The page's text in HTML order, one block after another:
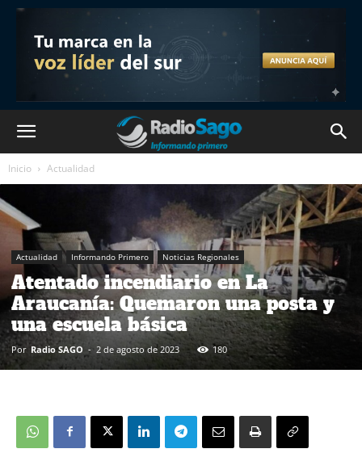
Inicio Actualidad
Actualidad Informando Primero Noticias Regionales
Atentado incendiario en La
Araucanía: Quemaron una posta y
una escuela básica
Por Radio SAGO - 2 de agosto de 2023 180